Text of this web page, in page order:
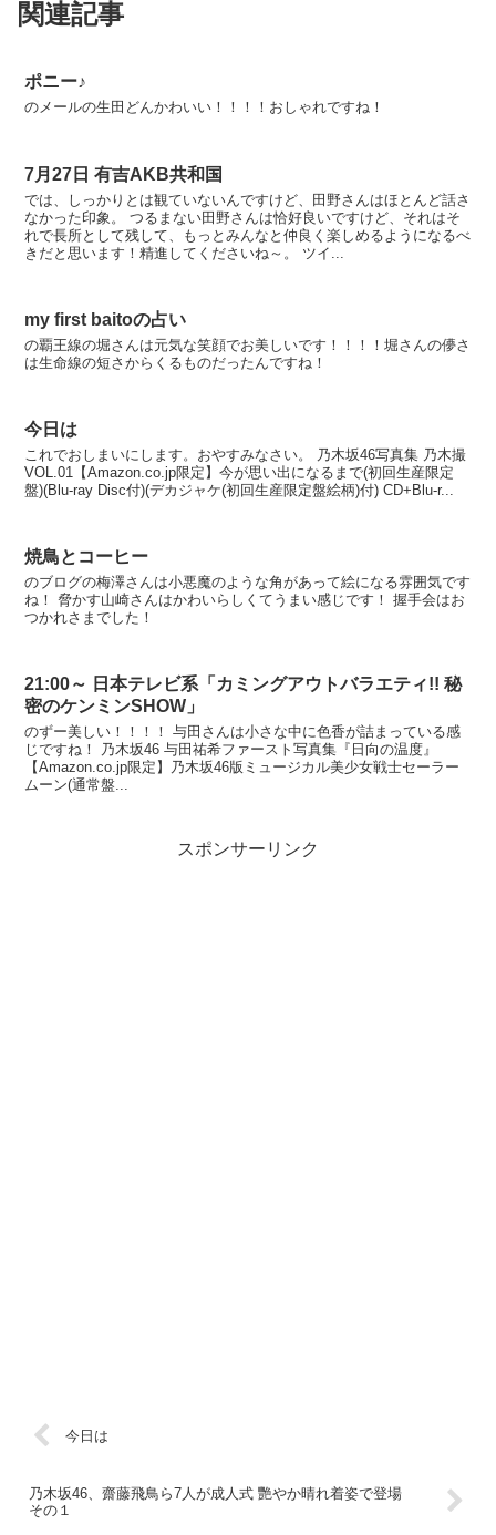
関連記事
ポニー♪
のメールの生田どんかわいい！！！！おしゃれですね！
7月27日 有吉AKB共和国
では、しっかりとは観ていないんですけど、田野さんはほとんど話さ
なかった印象。 つるまない田野さんは恰好良いですけど、それはそ
れで長所として残して、もっとみんなと仲良く楽しめるようになるべ
きだと思います！精進してくださいね～。 ツイ...
my first baitoの占い
の覇王線の堀さんは元気な笑顔でお美しいです！！！！堀さんの儚さ
は生命線の短さからくるものだったんですね！
今日は
これでおしまいにします。おやすみなさい。 乃木坂46写真集 乃木撮
VOL.01【Amazon.co.jp限定】今が思い出になるまで(初回生産限定
盤)(Blu-ray Disc付)(デカジャケ(初回生産限定盤絵柄)付) CD+Blu-r...
焼鳥とコーヒー
のブログの梅澤さんは小悪魔のような角があって絵になる雰囲気です
ね！ 脅かす山崎さんはかわいらしくてうまい感じです！ 握手会はお
つかれさまでした！
21:00～ 日本テレビ系「カミングアウトバラエティ!! 秘
密のケンミンSHOW」
のずー美しい！！！！ 与田さんは小さな中に色香が詰まっている感
じですね！ 乃木坂46 与田祐希ファースト写真集『日向の温度』
【Amazon.co.jp限定】乃木坂46版ミュージカル美少女戦士セーラー
ムーン(通常盤...
スポンサーリンク
今日は
乃木坂46、齋藤飛鳥ら7人が成人式 艷やか晴れ着姿で登場
その１